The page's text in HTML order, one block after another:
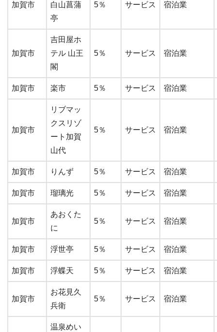
加賀市
白山菖蒲
亭
5％ サービス 宿泊業
加賀市
吉田屋ホ
テル 山王
閣
5％ サービス 宿泊業
加賀市 楽市 5％ サービス 宿泊業
加賀市
リブマッ
クスリゾ
ート加賀
山代
5％ サービス 宿泊業
加賀市 りんず 5％ サービス 宿泊業
加賀市 瑠璃光 5％ サービス 宿泊業
加賀市
あおくた
に
5％ サービス 宿泊業
加賀市 浮世亭 5％ サービス 宿泊業
加賀市 浮蝶天 5％ サービス 宿泊業
加賀市
お花見久
兵衛
5％ サービス 宿泊業
温泉めい